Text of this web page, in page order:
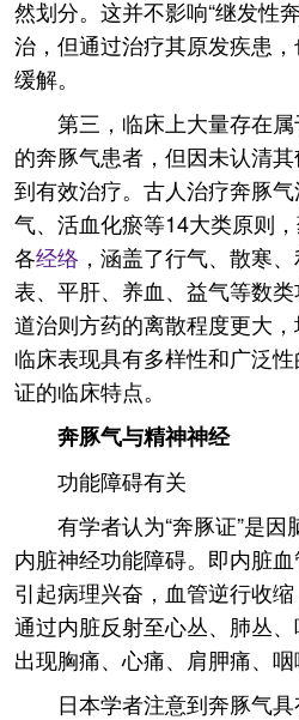
然划分。这并不影响“继发性
治，但通过治疗其原发疾患
缓解。
第三，临床上大量存在
的奔豚气患者，但因未认清
到有效治疗。古人治疗奔豚
气、活血化瘀等14大类原则
各经络 ，涵盖了行气、散寒
表、平肝、养血、益气等数
道治则方药的离散程度更大
临床表现具有多样性和广泛
证的临床特点。
奔豚气与精神神经
功能障碍有关
有学者认为“奔豚证”是
内脏神经功能障碍。即内脏
引起病理兴奋，血管逆行收
通过内脏反射至心丛、肺丛
出现胸痛、心痛、肩胛痛、咽
日本学者注意到奔豚气